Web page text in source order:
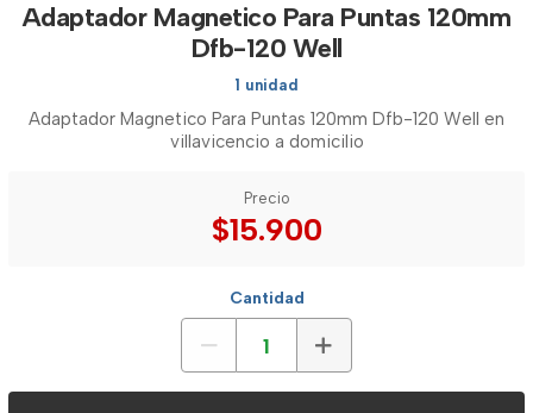
Adaptador Magnetico Para Puntas 120mm
Dfb-120 Well
1 unidad
Adaptador Magnetico Para Puntas 120mm Dfb-120 Well en
villavicencio a domicilio
Precio
$15.900
Cantidad